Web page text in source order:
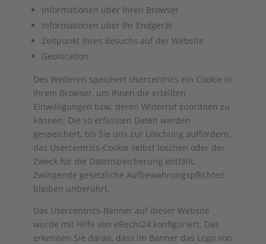
Informationen über Ihren Browser
Informationen über Ihr Endgerät
Zeitpunkt Ihres Besuchs auf der Website
Geolocation
Des Weiteren speichert Usercentrics ein Cookie in
Ihrem Browser, um Ihnen die erteilten
Einwilligungen bzw. deren Widerruf zuordnen zu
können. Die so erfassten Daten werden
gespeichert, bis Sie uns zur Löschung auffordern,
das Usercentrics-Cookie selbst löschen oder der
Zweck für die Datenspeicherung entfällt.
Zwingende gesetzliche Aufbewahrungspflichten
bleiben unberührt.
Das Usercentrics-Banner auf dieser Website
wurde mit Hilfe von eRecht24 konfiguriert. Das
erkennen Sie daran, dass im Banner das Logo von